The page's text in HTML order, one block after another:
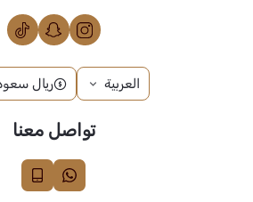
العربية ريال
تواصل معنا